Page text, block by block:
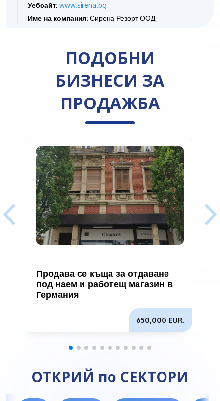
Уебсайт: www.sirena.bg
Име на компания: Сирена Резорт ООД
ПОДОБНИ
БИЗНЕСИ ЗА
ПРОДАЖБА
Продава се къща за отдаване
под наем и работещ магазин в
Германия
650,000 EUR.
ОТКРИЙ по СЕКТОРИ